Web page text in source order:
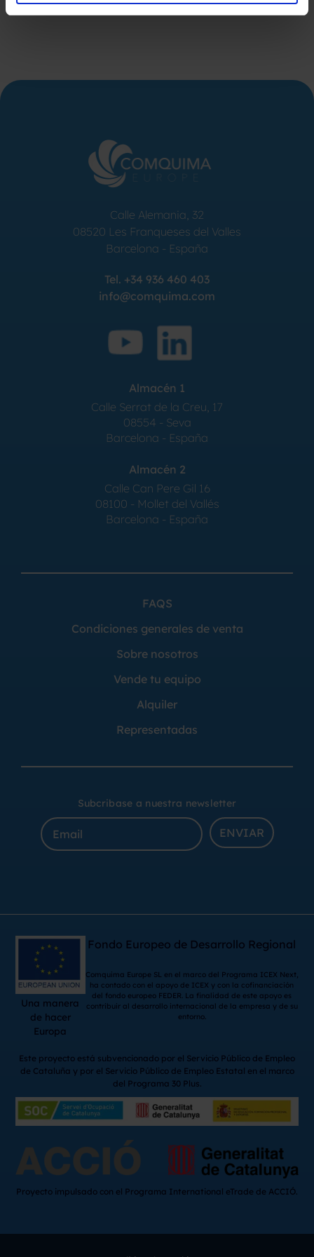
Calle Alemania, 32
08520 Les Franqueses del Valles
Barcelona - España
Tel. +34 936 460 403
info@comquima.com
Almacén 1
Calle Serrat de la Creu, 17
08554 - Seva
Barcelona - España
Almacén 2
Calle Can Pere Gil 16
08100 - Mollet del Vallés
Barcelona - España
FAQS
Condiciones generales de venta
Sobre nosotros
Vende tu equipo
Alquiler
Representadas
Subcribase a nuestra newsletter
ENVIAR
Una manera
de hacer
Europa
Fondo Europeo de Desarrollo Regional
Comquima Europe SL en el marco del Programa ICEX Next,
ha contado con el apoyo de ICEX y con la cofinanciación
del fondo europeo FEDER. La finalidad de este apoyo es
contribuir al desarrollo internacional de la empresa y de su
entorno.
Este proyecto está subvencionado por el Servicio Público de Empleo
de Cataluña y por el Servicio Público de Empleo Estatal en el marco
del Programa 30 Plus.
Proyecto impulsado con el Programa International eTrade de ACCIÓ.